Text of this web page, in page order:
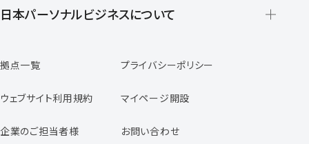
登録から就業開始までの流れ
日本パーソナルビジネスについて
スタッフの声
専任コンサルタントの声
福利厚生のご案内
拠点一覧 プライバシーポリシー
ウェブサイト利用規約 マイページ開設
企業のご担当者様 お問い合わせ